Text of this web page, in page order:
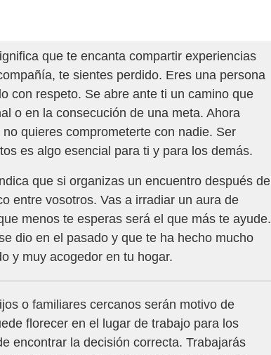
que te encanta compartir experiencias
te sientes perdido. Eres una persona
con respeto. Se abre ante ti un camino que
o en la consecución de una meta. Ahora
quieres comprometerte con nadie. Ser
es algo esencial para ti y para los demás.
que si organizas un encuentro después del
entre vosotros. Vas a irradiar un aura de
menos te esperas será el que más te ayude.
dio en el pasado y que te ha hecho mucho
y muy acogedor en tu hogar.
o familiares cercanos serán motivo de
florecer en el lugar de trabajo para los
encontrar la decisión correcta. Trabajarás